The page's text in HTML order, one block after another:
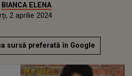
BIANCA ELENA
2 aprilie 2024
sursă preferată în Google